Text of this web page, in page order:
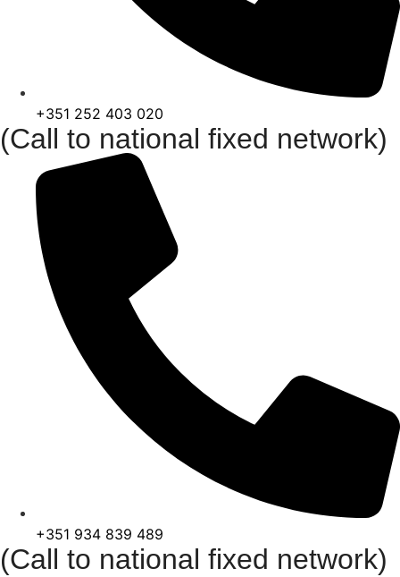
+351 252 403 020
(Call to national fixed network)
+351 934 839 489
(Call to national fixed network)